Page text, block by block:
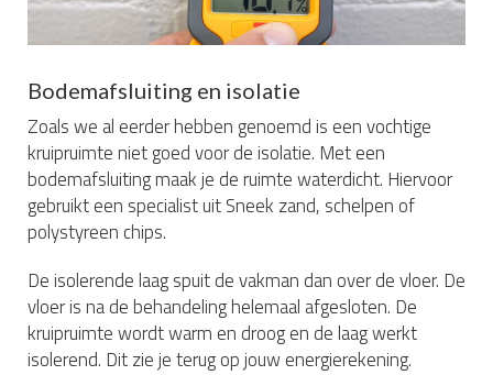
Bodemafsluiting en isolatie
Zoals we al eerder hebben genoemd is een vochtige
kruipruimte niet goed voor de isolatie. Met een
bodemafsluiting maak je de ruimte waterdicht. Hiervoor
gebruikt een specialist uit Sneek zand, schelpen of
polystyreen chips.
De isolerende laag spuit de vakman dan over de vloer. De
vloer is na de behandeling helemaal afgesloten. De
kruipruimte wordt warm en droog en de laag werkt
isolerend. Dit zie je terug op jouw energierekening.